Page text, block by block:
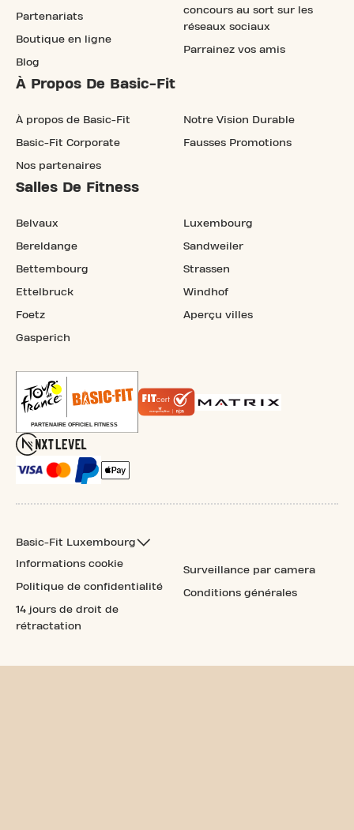
Partenariats
Boutique en ligne
Blog
concours au sort sur les
réseaux sociaux
Parrainez vos amis
À Propos De Basic-Fit
À propos de Basic-Fit
Basic-Fit Corporate
Nos partenaires
Notre Vision Durable
Fausses Promotions
Salles De Fitness
Belvaux
Bereldange
Bettembourg
Ettelbruck
Foetz
Gasperich
Luxembourg
Sandweiler
Strassen
Windhof
Aperçu villes
Basic-Fit Luxembourg
Informations cookie
Politique de confidentialité
14 jours de droit de
rétractation
Surveillance par camera
Conditions générales